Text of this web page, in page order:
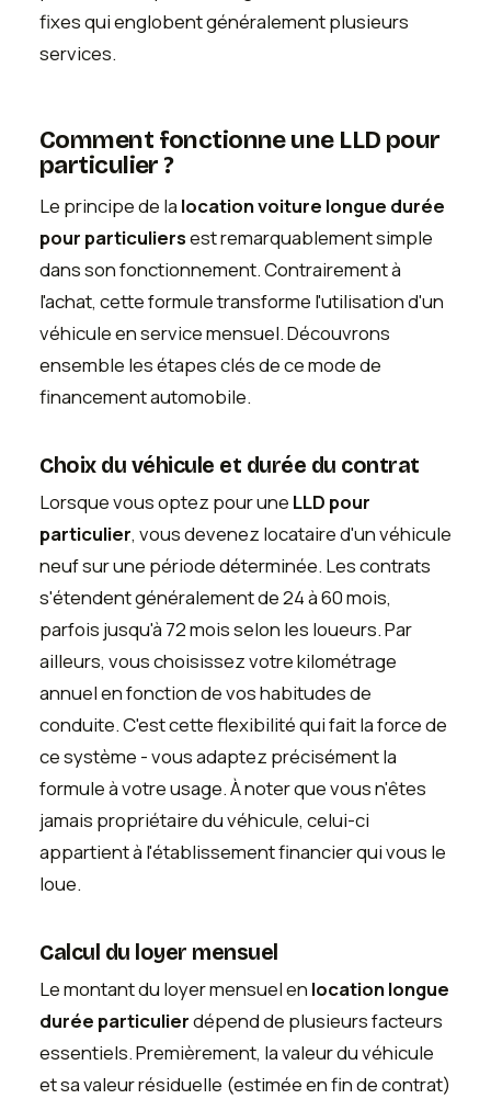
fixes qui englobent généralement plusieurs
services.
Comment fonctionne une LLD pour
particulier ?
Le principe de la location voiture longue durée
pour particuliersest remarquablement simple
dans son fonctionnement. Contrairement à
l'achat, cette formule transforme l'utilisation d'un
véhicule en service mensuel. Découvrons
ensemble les étapes clés de ce mode de
financement automobile.
Choix du véhicule et durée du contrat
Lorsque vous optez pour une LLD pour
particulier, vous devenez locataire d'un véhicule
neuf sur une période déterminée. Les contrats
s'étendent généralement de 24 à 60 mois,
parfois jusqu'à 72 mois selon les loueurs. Par
ailleurs, vous choisissez votre kilométrage
annuel en fonction de vos habitudes de
conduite. C'est cette flexibilité qui fait la force de
ce système - vous adaptez précisément la
formule à votre usage. À noter que vous n'êtes
jamais propriétaire du véhicule, celui-ci
appartient à l'établissement financier qui vous le
loue.
Calcul du loyer mensuel
Le montant du loyer mensuel en location longue
durée particulierdépend de plusieurs facteurs
essentiels. Premièrement, la valeur du véhicule
et sa valeur résiduelle (estimée en fin de contrat)